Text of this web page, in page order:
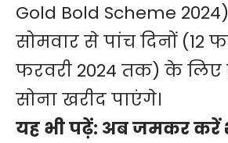
Gold Bold Scheme
सोमवार से पांच दिनों (12
फरवरी 2024 तक) के लिए
सोना खरीद पाएंगे।
यह भी पढ़ें: अब जमकर करें